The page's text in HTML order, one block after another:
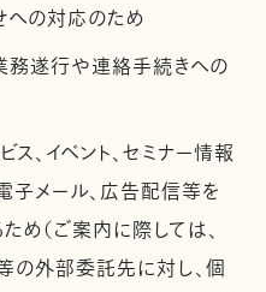
への対応のため
務遂行や連絡手続きへの
ス、イベント、セミナー情報
子メール、広告配信等を
め（ご案内に際しては、
の外部委託先に対し、個